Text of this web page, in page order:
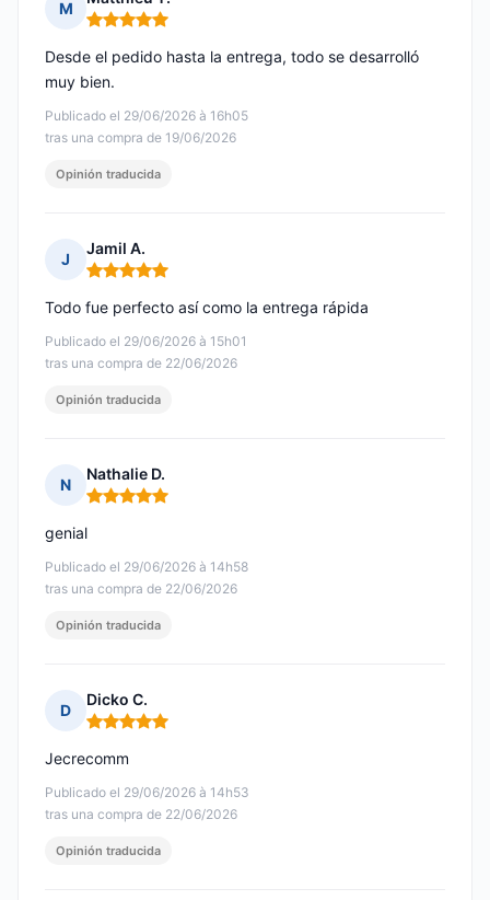
M
Nota: 5 de 5
Publicado el 29/06/2026 à 16h05
tras una compra de 19/06/2026
Desde el pedido hasta la entrega, todo se desarrolló
muy bien.
Opinión traducida
J
Jamil A.
Nota: 5 de 5
Publicado el 29/06/2026 à 15h01
tras una compra de 22/06/2026
Todo fue perfecto así como la entrega rápida
Opinión traducida
N
Nathalie D.
Nota: 5 de 5
Publicado el 29/06/2026 à 14h58
tras una compra de 22/06/2026
genial
Opinión traducida
D
Dicko C.
Nota: 5 de 5
Publicado el 29/06/2026 à 14h53
tras una compra de 22/06/2026
Jecrecomm
Opinión traducida